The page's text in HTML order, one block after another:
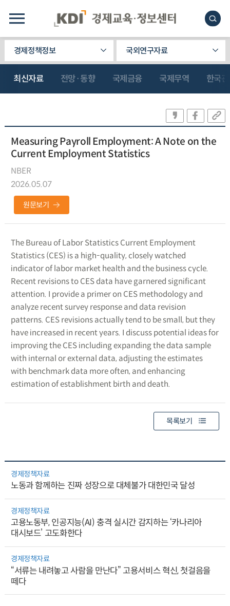
경제정책정보 국외연구자료
최신자료 전망·동향 국제금융 국제무역 한국
Measuring Payroll Employment: A Note on the
Current Employment Statistics
NBER
2026.05.07
원문보기
The Bureau of Labor Statistics Current Employment
Statistics (CES) is a high-quality, closely watched
indicator of labor market health and the business cycle.
Recent revisions to CES data have garnered significant
attention. I provide a primer on CES methodology and
analyze recent survey response and data revision
patterns. CES revisions actually tend to be small, but they
have increased in recent years. I discuss potential ideas for
improving the CES including expanding the data sample
with internal or external data, adjusting the estimates
with benchmark data more often, and enhancing
estimation of establishment birth and death.
목록보기
경제정책자료
노동과 함께하는 진짜 성장으로 대체불가 대한민국 달성
경제정책자료
고용노동부, 인공지능(AI) 충격 실시간 감지하는 ‘카나리아
대시보드’ 고도화한다
경제정책자료
“서류는 내려놓고 사람을 만난다” 고용서비스 혁신, 첫걸음을
떼다